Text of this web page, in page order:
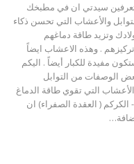
سيدتي ان في مطبخك
والأعشاب التي تحسن ذكاء
وتزيد طاقة دماغهم
. وهذه الاعشاب ايضاً
مفيدة للكبار أيضاً . اليكم
الوصفات من التوابل
التي تقوي طاقة الدماغ
1- الكركم ( العقدة الصفراء) ان